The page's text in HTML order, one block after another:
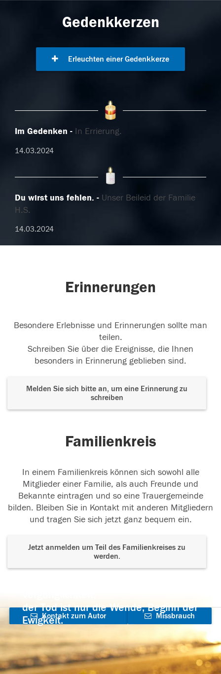
Gedenkkerzen
Erleuchten einer Gedenkkerze
Im Gedenken In Errierung.
14.03.2024
Du wirst uns fehlen.
Unser Beileid der Familie
H.S.
14.03.2024
Erinnerungen
Besondere Erlebnisse und Erinnerungen sollte man
teilen.
Schreiben Sie über die Ereignisse, die Ihnen
besonders in Erinnerung geblieben sind.
Melden Sie sich bitte an, um eine Erinnerung zu
schreiben
Familienkreis
In einem Familienkreis können sich sowohl alle
Mitglieder einer Familie, als auch Freunde und
Bekannte eintragen und so eine Trauergemeinde
bilden. Bleiben Sie in Kontakt mit anderen Mitgliedern
und tragen Sie sich jetzt ganz bequem ein.
Jetzt anmelden um Teil des Familienkreises zu
werden.
der Tod ist nur die Wende, Beginn der
Ewigkeit.
Kontakt zum Autor
aufnehmen
Missbrauch